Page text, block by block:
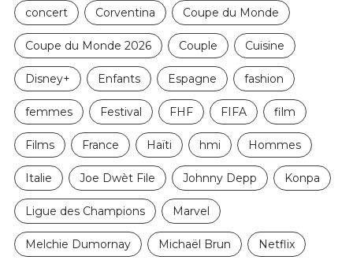
concert Corventina Coupe du Monde
Coupe du Monde 2026 Couple Cuisine
Disney+ Enfants Espagne fashion
femmes Festival FHF FIFA film
Films France Haïti hmi Hommes
Italie Joe Dwèt File Johnny Depp Konpa
Ligue des Champions Marvel
Melchie Dumornay Michaël Brun Netflix